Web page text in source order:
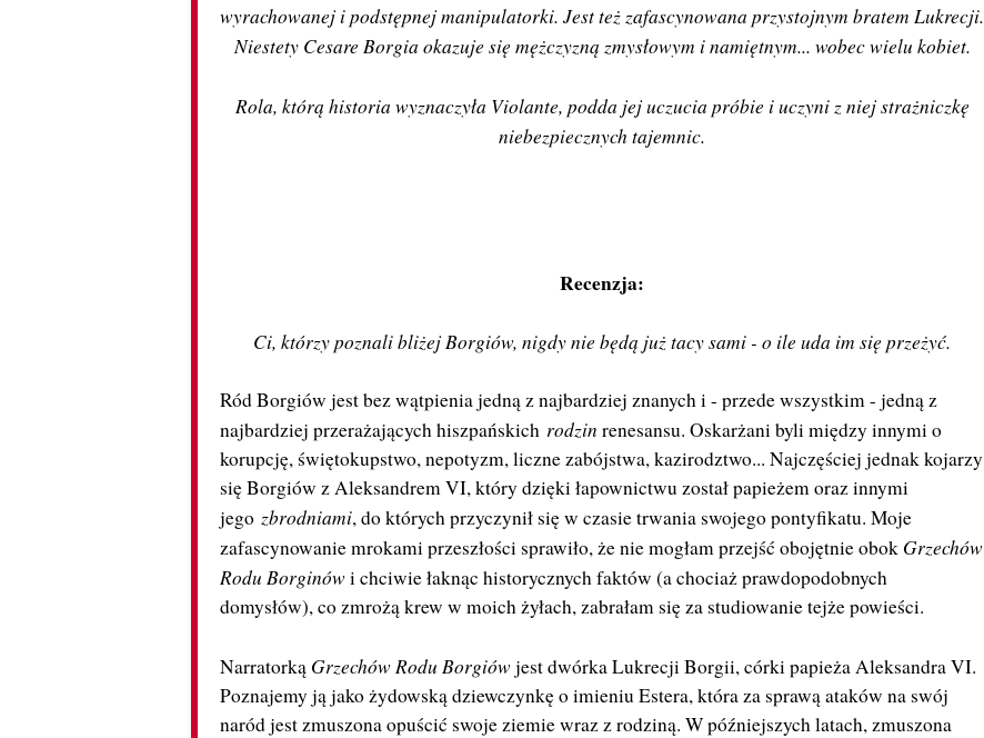
wyrachowanej i podstępnej manipulatorki. Jest też zafascynowana przystojnym bratem Lukrecji.
Niestety Cesare Borgia okazuje się mężczyzną zmysłowym i namiętnym... wobec wielu kobiet.
Rola, którą historia wyznaczyła Violante, podda jej uczucia próbie i uczyni z niej strażniczkę
niebezpiecznych tajemnic.
Recenzja:
Ci, którzy poznali bliżej Borgiów, nigdy nie będą już tacy sami - o ile uda im się przeżyć.
Ród Borgiów jest bez wątpienia jedną z najbardziej znanych i - przede wszystkim - jedną z
najbardziej przerażających hiszpańskich rodzin renesansu. Oskarżani byli między innymi o
korupcję, świętokupstwo, nepotyzm, liczne zabójstwa, kazirodztwo... Najczęściej jednak kojarzy
się Borgiów z Aleksandrem VI, który dzięki łapownictwu został papieżem oraz innymi
jego zbrodniami, do których przyczynił się w czasie trwania swojego pontyfikatu. Moje
zafascynowanie mrokami przeszłości sprawiło, że nie mogłam przejść obojętnie obok Grzechów
Rodu Borginówi chciwie łaknąc historycznych faktów (a chociaż prawdopodobnych
domysłów), co zmrożą krew w moich żyłach, zabrałam się za studiowanie tejże powieści.
Narratorką Grzechów Rodu Borgiówjest dwórka Lukrecji Borgii, córki papieża Aleksandra VI.
Poznajemy ją jako żydowską dziewczynkę o imieniu Estera, która za sprawą ataków na swój
naród jest zmuszona opuścić swoje ziemie wraz z rodziną. W późniejszych latach, zmuszona